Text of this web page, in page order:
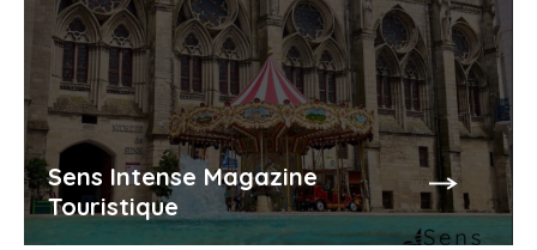
Sens Intense Magazine
Touristique